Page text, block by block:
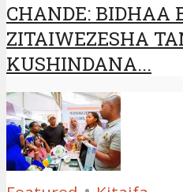
CHANDE: BIDHAA
ZITAIWEZESHA
KUSHINDANA...